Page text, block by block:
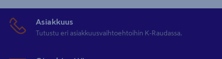
Asiakkuus
Tutustu eri asiakkuusvaihtoehtoihin K-Raudassa.